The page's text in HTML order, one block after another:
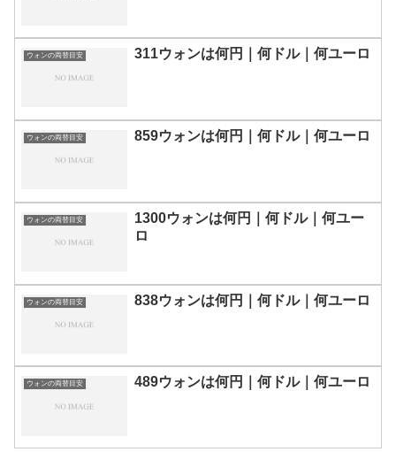
ウォンの両替目安 311ウォンは何円｜何ドル｜何ユーロ
ウォンの両替目安 859ウォンは何円｜何ドル｜何ユーロ
ウォンの両替目安
1300ウォンは何円｜何ドル｜何ユー
ロ
ウォンの両替目安 838ウォンは何円｜何ドル｜何ユーロ
ウォンの両替目安 489ウォンは何円｜何ドル｜何ユーロ